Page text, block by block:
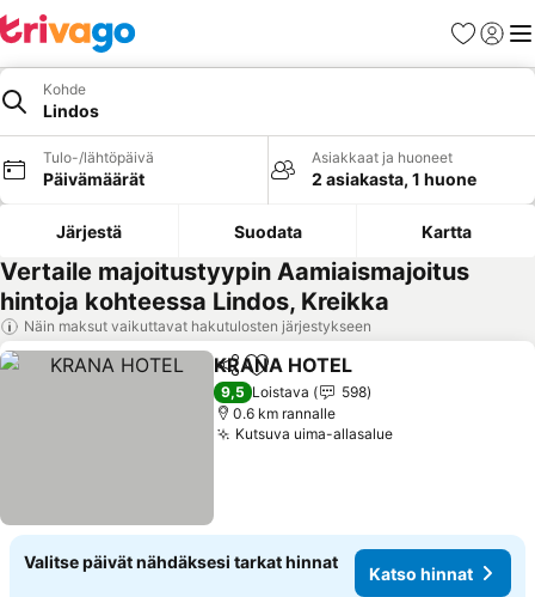
Suosikit
Kohde
Lindos
Tulo-/lähtöpäivä
Päivämäärät
Asiakkaat ja huoneet
2 asiakasta, 1 huone
Järjestä Suodata Kartta
Vertaile majoitustyypin Aamiaismajoitus
hintoja kohteessa Lindos, Kreikka
Näin maksut vaikuttavat hakutulosten järjestykseen
Jaa Lisää suosikkeihin
KRANA HOTEL
9,5 Loistava
598
0.6 km rannalle
Kutsuva uima-allasalue
Valitse päivät nähdäksesi tarkat hinnat
Katso hinnat